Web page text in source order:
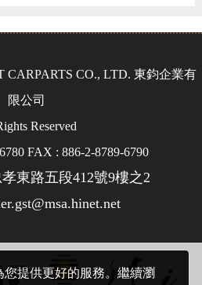
提供更好的服務。繼續瀏
CARPARTS CO., LTD. 東鈞企業有
限公司
Reserved
FAX : 886-2-8789-6790
東路五段412號9樓之2